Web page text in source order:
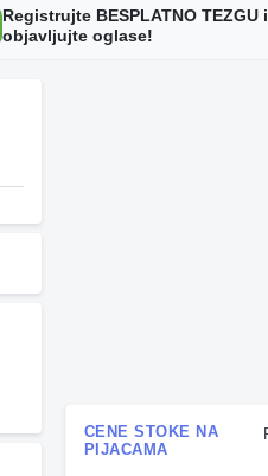
Registrujte BESPLATNO TEZGU i
objavljujte oglase!
CENE STOKE NA
PIJACAMA